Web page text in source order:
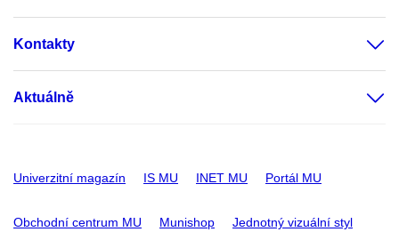
Kontakty
Aktuálně
Univerzitní magazín IS MU INET MU Portál MU
Obchodní centrum MU Munishop Jednotný vizuální styl